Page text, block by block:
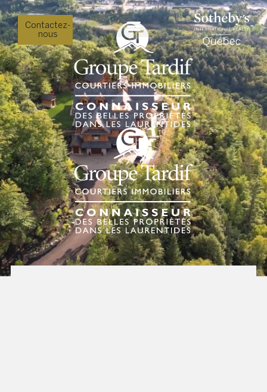
Contactez-
nous